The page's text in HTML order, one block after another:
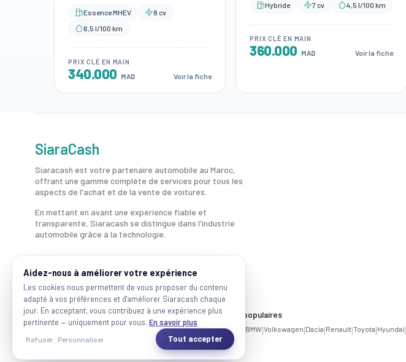
Essence MHEV
8 cv
6,5 l/100 km
PRIX CLÉ EN MAIN
340.000 MAD Voir la fiche
Hybride 7 cv 4,5 l/100 km
PRIX CLÉ EN MAIN
360.000 MAD Voir la fiche
SiaraCash
Siaracash est votre partenaire automobile au Maroc,
offrant une gamme complète de services pour tous les
aspects de l'achat et de la vente de voitures.
En mettant en avant une expérience fiable et
transparente, Siaracash se distingue dans l'industrie
automobile grâce à la technologie.
Voitures par ville
Rabat Mohammadia Salé|Témara|Kénitra
Marques populaires
Mercedes BMW|Volkswagen|Dacia|Renault|Toyota|Hyundai|
2026 SiaraCash - Tous les droits sont réservés
Aidez-nous à améliorer votre expérience
Les cookies nous permettent de vous proposer du contenu
adapté à vos préférences et d'améliorer Siaracash chaque
jour. En acceptant, vous contribuez à une expérience plus
pertinente — uniquement pour vous. En savoir plus
Refuser Personnaliser Tout accepter